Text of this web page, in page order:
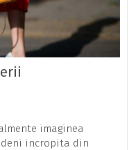
imaginea
incropita din